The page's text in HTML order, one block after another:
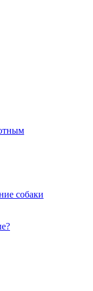
собаки